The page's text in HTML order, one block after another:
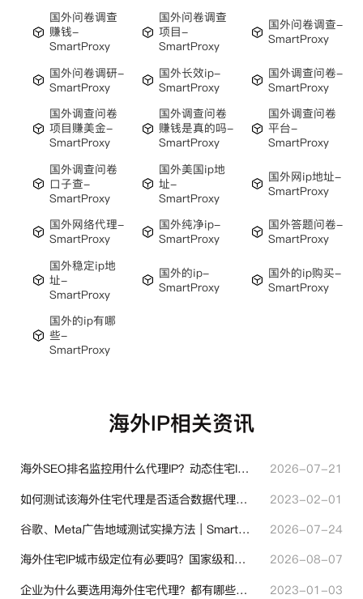
国外问卷调查
赚钱-
SmartProxy
国外问卷调查
项目-
SmartProxy
国外问卷调查-
SmartProxy
国外问卷调研-
SmartProxy
国外长效ip-
SmartProxy
国外调查问卷-
SmartProxy
国外调查问卷
项目赚美金-
SmartProxy
国外调查问卷
赚钱是真的吗-
SmartProxy
国外调查问卷
平台-
SmartProxy
国外调查问卷
口子查-
SmartProxy
国外美国ip地
址-
SmartProxy
国外网ip地址-
SmartProxy
国外网络代理-
SmartProxy
国外纯净ip-
SmartProxy
国外答题问卷-
SmartProxy
国外稳定ip地
址-
SmartProxy
国外的ip-
SmartProxy
国外的ip购买-
SmartProxy
国外的ip有哪
些-
SmartProxy
海外IP相关资讯
海外SEO排名监控用什么代理IP？动态住宅IP与静态住宅IP怎么选
2026-07-21
如何测试该海外住宅代理是否适合数据代理使用？
2023-02-01
谷歌、Meta广告地域测试实操方法｜SmartProxy落地优化指南
2026-07-24
海外住宅IP城市级定位有必要吗？国家级和城市级代理IP区别对比
2026-08-07
企业为什么要选用海外住宅代理？都有哪些帮助？
2023-01-03